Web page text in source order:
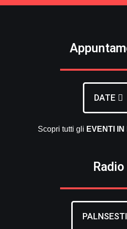
DATE
Scopri tutti gli EVENTI
Radio
PALNSESTI